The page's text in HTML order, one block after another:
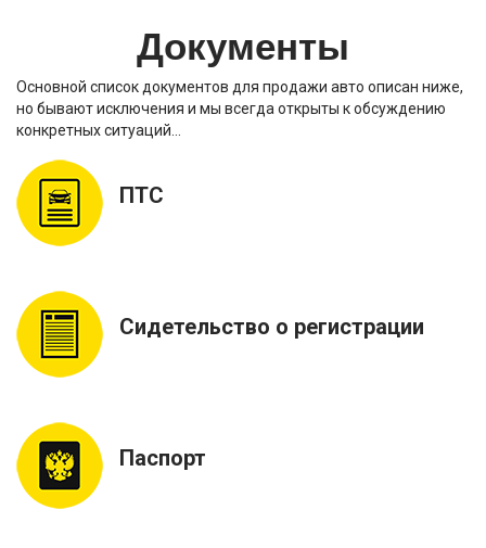
Документы
Основной список документов для продажи авто описан ниже,
но бывают исключения и мы всегда открыты к обсуждению
конкретных ситуаций…
ПТС
Сидетельство о регистрации
Паспорт